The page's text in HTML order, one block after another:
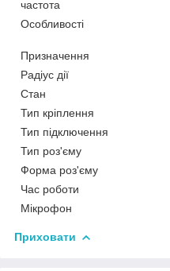
частота
Особливості
Призначення
Радіус дії
Стан
Тип кріплення
Тип підключення
Тип роз'єму
Форма роз'єму
Час роботи
Мікрофон
Приховати